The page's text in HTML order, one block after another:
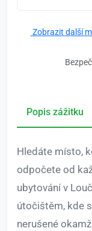
Zobrazit další
Popis zážitku
Hledáte místo,
odpočete od
ubytování v
útočištěm, kde
nerušené